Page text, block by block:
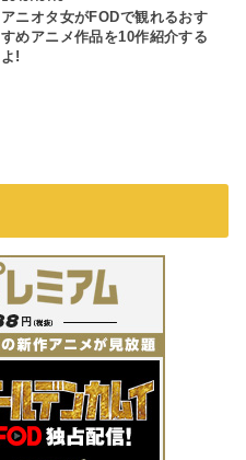
アニオタ女がFODで観れるおす
すめアニメ作品を10作紹介する
よ!